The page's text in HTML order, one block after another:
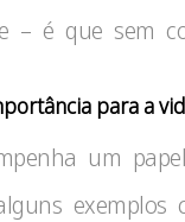
– é que sem
para a
um
exemplos